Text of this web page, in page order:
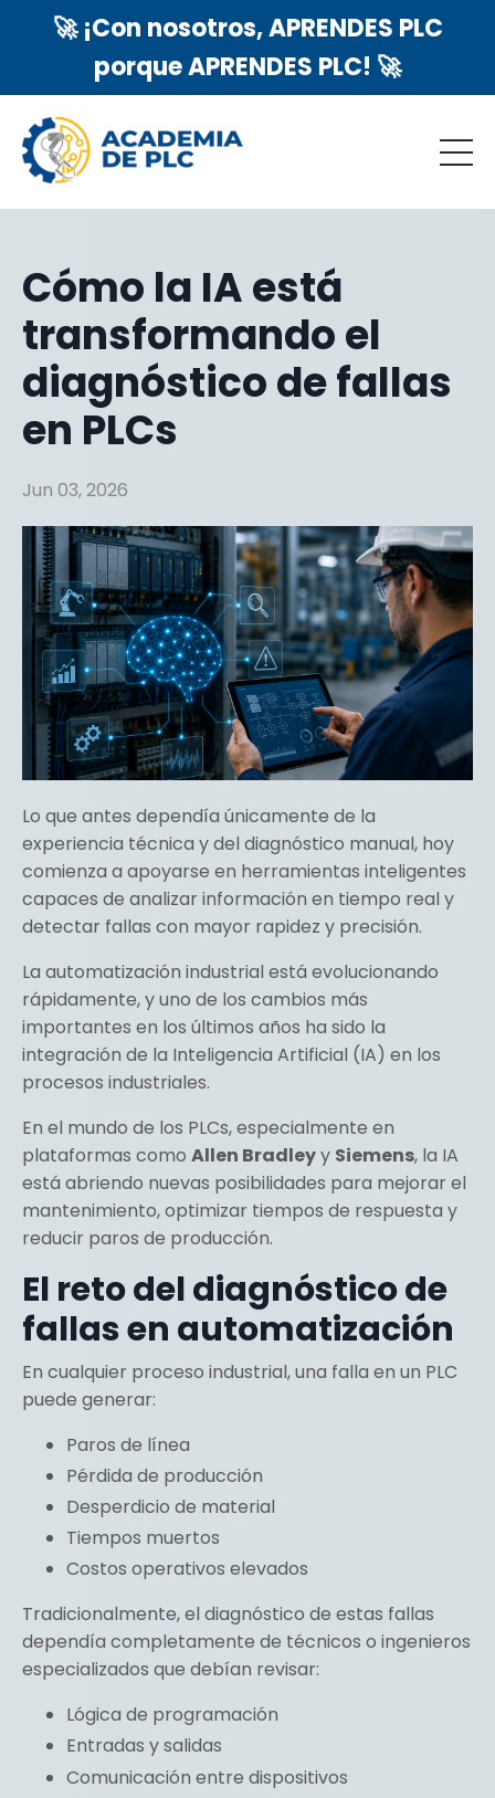
🚀 ¡Con nosotros, APRENDES PLC
porque APRENDES PLC! 🚀
Cómo la IA está
transformando el
diagnóstico de fallas
en PLCs
Jun 03, 2026
Lo que antes dependía únicamente de la
experiencia técnica y del diagnóstico manual, hoy
comienza a apoyarse en herramientas inteligentes
capaces de analizar información en tiempo real y
detectar fallas con mayor rapidez y precisión.
La automatización industrial está evolucionando
rápidamente, y uno de los cambios más
importantes en los últimos años ha sido la
integración de la Inteligencia Artificial (IA) en los
procesos industriales.
En el mundo de los PLCs, especialmente en
plataformas como Allen Bradleyy Siemens, la IA
está abriendo nuevas posibilidades para mejorar el
mantenimiento, optimizar tiempos de respuesta y
reducir paros de producción.
El reto del diagnóstico de
fallas en automatización
En cualquier proceso industrial, una falla en un PLC
puede generar:
Paros de línea
Pérdida de producción
Desperdicio de material
Tiempos muertos
Costos operativos elevados
Tradicionalmente, el diagnóstico de estas fallas
dependía completamente de técnicos o ingenieros
especializados que debían revisar:
Lógica de programación
Entradas y salidas
Comunicación entre dispositivos